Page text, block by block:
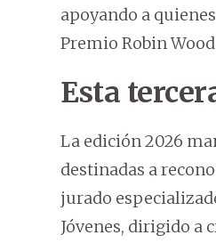
apoyando a
Premio Robin
Esta
La edición 2026
destinadas a
jurado
Jóvenes, dirigido a